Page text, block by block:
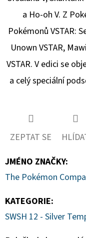
a Ho-oh V. Z
Pokémonů VSTAR:
Unown VSTAR,
VSTAR. V edici se
a celý speciální
ZEPTAT SE
JMÉNO ZNAČKY:
The Pokémon
KATEGORIE:
SWSH 12 - Silver